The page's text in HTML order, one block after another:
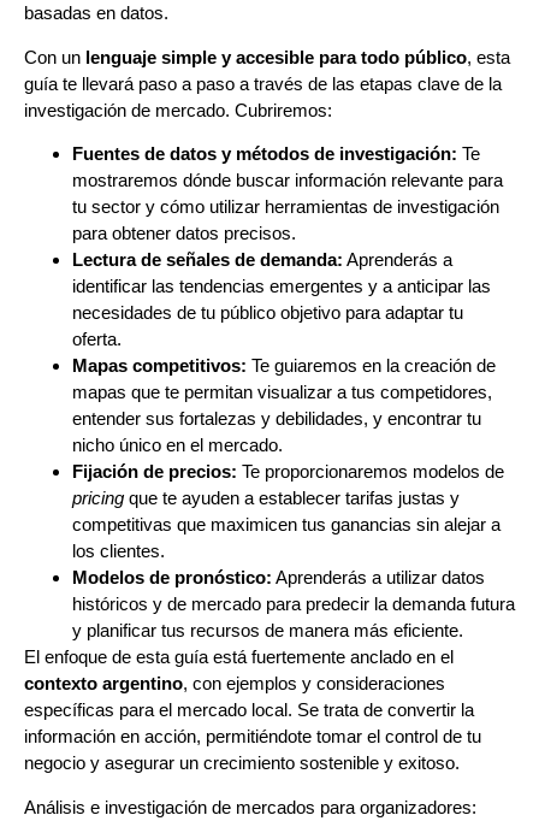
basadas en datos.
Con un lenguaje simple y accesible para todo público, esta
guía te llevará paso a paso a través de las etapas clave de la
investigación de mercado. Cubriremos:
Fuentes de datos y métodos de investigación: Te
mostraremos dónde buscar información relevante para
tu sector y cómo utilizar herramientas de investigación
para obtener datos precisos.
Lectura de señales de demanda: Aprenderás a
identificar las tendencias emergentes y a anticipar las
necesidades de tu público objetivo para adaptar tu
oferta.
Mapas competitivos: Te guiaremos en la creación de
mapas que te permitan visualizar a tus competidores,
entender sus fortalezas y debilidades, y encontrar tu
nicho único en el mercado.
Fijación de precios: Te proporcionaremos modelos de
pricing que te ayuden a establecer tarifas justas y
competitivas que maximicen tus ganancias sin alejar a
los clientes.
Modelos de pronóstico: Aprenderás a utilizar datos
históricos y de mercado para predecir la demanda futura
y planificar tus recursos de manera más eficiente.
El enfoque de esta guía está fuertemente anclado en el
contexto argentino, con ejemplos y consideraciones
específicas para el mercado local. Se trata de convertir la
información en acción, permitiéndote tomar el control de tu
negocio y asegurar un crecimiento sostenible y exitoso.
Análisis e investigación de mercados para organizadores: